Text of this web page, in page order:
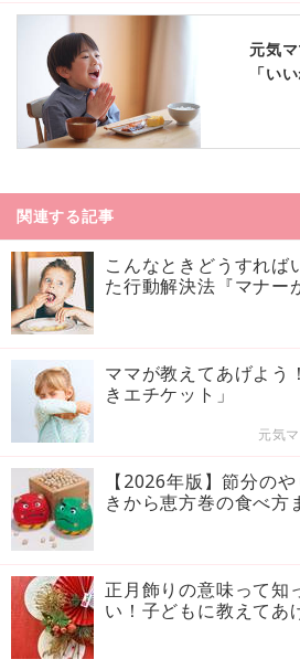
元気
「い
関連する記事
こんなときどうすれば
た行動解決法『マナー
ママが教えてあげよう
きエチケット」
元気
【2026年版】節分の
きから恵方巻の食べ方
正月飾りの意味って知
い！子どもに教えてあ